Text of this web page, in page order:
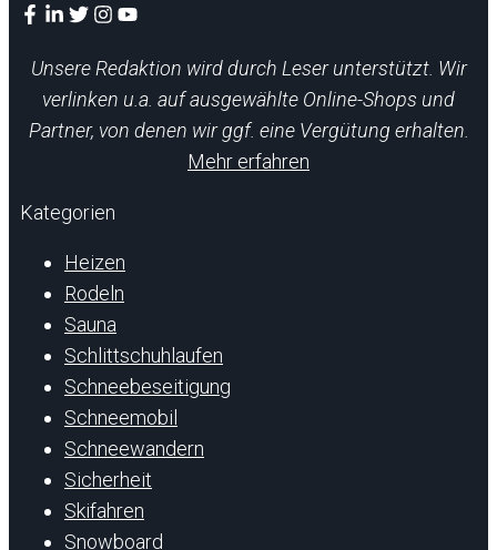
Unsere Redaktion wird durch Leser unterstützt. Wir
verlinken u.a. auf ausgewählte Online-Shops und
Partner, von denen wir ggf. eine Vergütung erhalten.
Mehr erfahren
Kategorien
Heizen
Rodeln
Sauna
Schlittschuhlaufen
Schneebeseitigung
Schneemobil
Schneewandern
Sicherheit
Skifahren
Snowboard